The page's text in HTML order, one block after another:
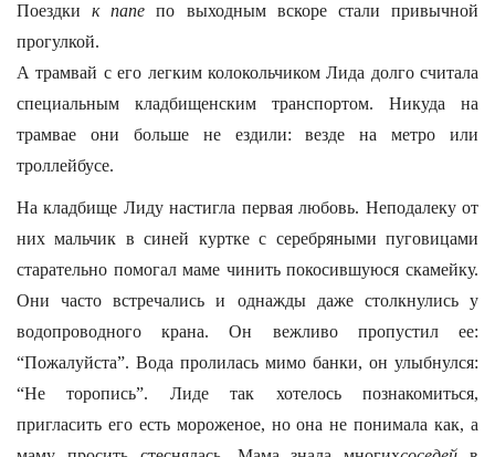
Поездкик папе по выходным вскоре стали привычной
прогулкой.
А трамвай с его легким колокольчиком Лида долго считала
специальным кладбищенским транспортом. Никуда на
трамвае они больше не ездили: везде на метро или
троллейбусе.
На кладбище Лиду настигла первая любовь. Неподалеку от
них мальчик в синей куртке с серебряными пуговицами
старательно помогал маме чинить покосившуюся скамейку.
Они часто встречались и однажды даже столкнулись у
водопроводного крана. Он вежливо пропустил ее:
“Пожалуйста”. Вода пролилась мимо банки, он улыбнулся:
“Не торопись”. Лиде так хотелось познакомиться,
пригласить его есть мороженое, но она не понимала как, а